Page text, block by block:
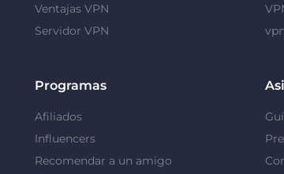
Ventajas VPN
Servidor VPN
Programas
Afiliados
Influencers
Recomendar a un amigo